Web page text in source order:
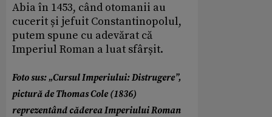
Abia în 1453, când otomanii au
cucerit și jefuit Constantinopolul,
putem spune cu adevărat că
Imperiul Roman a luat sfârșit.
Foto sus: „Cursul Imperiului: Distrugere”,
pictură de Thomas Cole (1836)
reprezentând căderea Imperiului Roman